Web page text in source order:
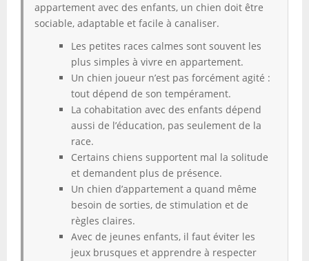
appartement avec des enfants, un chien doit être
sociable, adaptable et facile à canaliser.
Les petites races calmes sont souvent les
plus simples à vivre en appartement.
Un chien joueur n’est pas forcément agité :
tout dépend de son tempérament.
La cohabitation avec des enfants dépend
aussi de l’éducation, pas seulement de la
race.
Certains chiens supportent mal la solitude
et demandent plus de présence.
Un chien d’appartement a quand même
besoin de sorties, de stimulation et de
règles claires.
Avec de jeunes enfants, il faut éviter les
jeux brusques et apprendre à respecter